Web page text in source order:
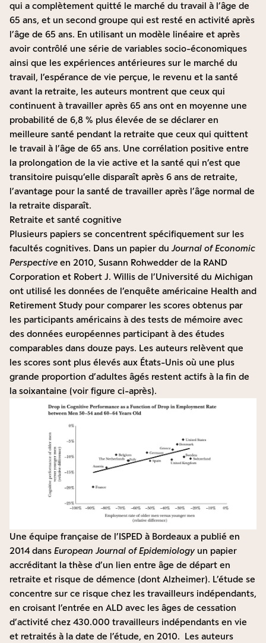
qui a complètement quitté le marché du travail à l’âge de
65 ans, et un second groupe qui est resté en activité après
l’âge de 65 ans. En utilisant un modèle linéaire et après
avoir contrôlé une série de variables socio-économiques
ainsi que les expériences antérieures sur le marché du
travail, l’espérance de vie perçue, le revenu et la santé
avant la retraite, les auteurs montrent que ceux qui
continuent à travailler après 65 ans ont en moyenne une
probabilité de 6,8 % plus élevée de se déclarer en
meilleure santé pendant la retraite que ceux qui quittent
le travail à l’âge de 65 ans. Une corrélation positive entre
la prolongation de la vie active et la santé qui n’est que
transitoire puisqu’elle disparaît après 6 ans de retraite,
l’avantage pour la santé de travailler après l’âge normal de
la retraite disparaît.
Retraite et santé cognitive
Plusieurs papiers se concentrent spécifiquement sur les
facultés cognitives. Dans un papier du Journal of Economic
Perspective en 2010, Susann Rohwedder de la RAND
Corporation et Robert J. Willis de l’Université du Michigan
ont utilisé les données de l’enquête américaine Health and
Retirement Study pour comparer les scores obtenus par
les participants américains à des tests de mémoire avec
des données européennes participant à des études
comparables dans douze pays. Les auteurs relèvent que
les scores sont plus élevés aux États-Unis où une plus
grande proportion d’adultes âgés restent actifs à la fin de
la soixantaine (voir figure ci-après).
Une équipe française de l’ISPED à Bordeaux a publié en
2014 dans European Journal of Epidemiology un papier
accréditant la thèse d’un lien entre âge de départ en
retraite et risque de démence (dont Alzheimer). L’étude se
concentre sur ce risque chez les travailleurs indépendants,
en croisant l’entrée en ALD avec les âges de cessation
d’activité chez 430.000 travailleurs indépendants en vie
et retraités à la date de l’étude, en 2010. Les auteurs